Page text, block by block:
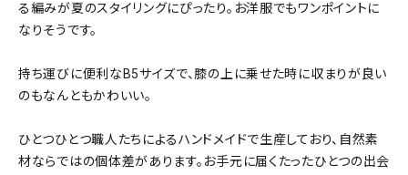
る編みが夏のスタイリングにぴったり。お洋服でもワンポイントに
なりそうです。
持ち運びに便利なB5サイズで、膝の上に乗せた時に収まりが良い
のもなんともかわいい。
ひとつひとつ職人たちによるハンドメイドで生産しており、自然素
材ならではの個体差があります。お手元に届くたったひとつの出会